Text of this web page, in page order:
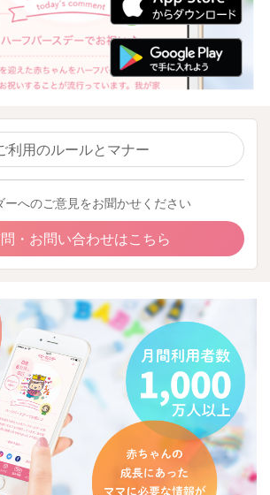
利用のルールとマナー
ーへのご意見をお聞かせください
・お問い合わせはこちら